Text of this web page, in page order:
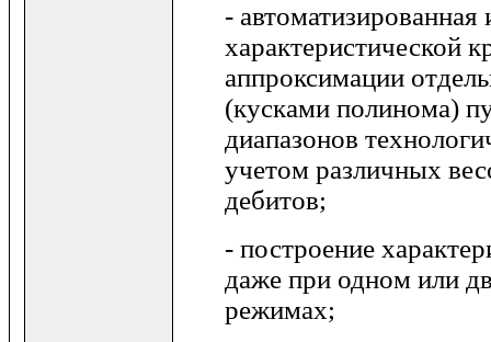
-
характеристической
аппроксимации
(кусками полинома)
диапазонов
учетом различных
дебитов;
- построение
даже при одном или
режимах;